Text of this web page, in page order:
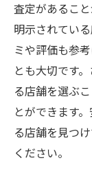
査定があるこ
明示されてい
ミや評価も参
とも大切です
る店舗を選ぶ
とができます
る店舗を見つ
ください。